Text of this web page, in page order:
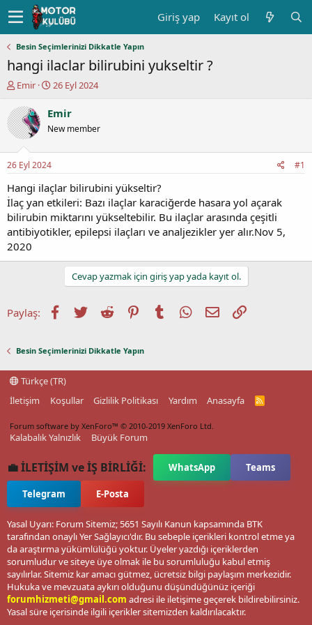
Giriş yap Kayıt ol
Besin Seçimlerinizi Dikkatle Yapın
hangi ilaclar bilirubini yukseltir ?
K
n
u
y
b
a
ş
a
t
a
n
Emir
B
ş
a
ç
t
a
r
i
i
26 Eyl 2024
Emir
New member
26 Eyl 2024 #1
Hangi ilaçlar bilirubini yükseltir?
İlaç yan etkileri: Bazı ilaçlar karaciğerde hasara yol açarak
bilirubin miktarını yükseltebilir. Bu ilaçlar arasında çeşitli
antibiyotikler, epilepsi ilaçları ve analjezikler yer alır.Nov 5,
2020
Cevap yazmak için giriş yap yada kayıt ol.
Paylaş: Facebook
TwitterReddit PinterestTumblrWhatsApp
E-postaLink
Besin Seçimlerinizi Dikkatle Yapın
Türkçe (TR)
İletişim
Koşullar Gizlilik Politikası Yardım Anasayfa
R
Forum software by XenForo™ © 2010-2019 XenForo Ltd.
Kalabalık Yalnızlık Büyük Forum
💼 İLETİŞİM ve İŞ BİRLİĞİ: WhatsApp Teams
Telegram E-Posta
Yasal Uyarı: Forum Sitemiz; 5651 Sayılı Kanun kapsamında BTK
tarafından onaylı Yer Sağlayıcı'dır. Bu sebeple içerikleri kontrol etme ya
da araştırma yükümlülüğü yoktur. Üyeler yazdığı içeriklerden
sorumludur ve siteye üye olmak ile bu sorumluluğu kabul etmiş
sayılırlar. Sitemiz kar amacı gütmez, ücretsiz bilgi paylaşım merkezidir.
Hukuka ve mevzuata aykırı olduğunu düşündüğünüz içeriği
forumhizmeti@gmail.com adresi ile iletişime geçerek bildirebilirsiniz.
Yasal süre içerisinde ilgili içerikler sitemizden kaldırılacaktır.